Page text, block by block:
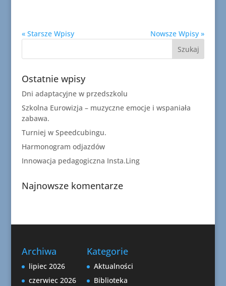
« Starsze Wpisy Nowsze Wpisy »
Ostatnie wpisy
Dni adaptacyjne w przedszkolu
Szkolna Eurowizja – muzyczne emocje i wspaniała
zabawa.
Turniej w Speedcubingu.
Harmonogram odjazdów
Innowacja pedagogiczna Insta.Ling
Najnowsze komentarze
Archiwa
lipiec 2026
czerwiec 2026
Kategorie
Aktualności
Biblioteka